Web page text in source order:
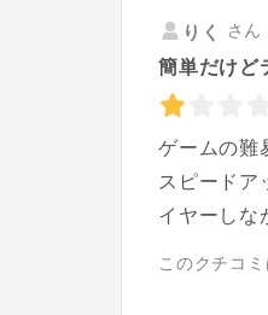
りく さ
簡単だけど
ゲームの難
スピードア
イヤーしな
このクチコ